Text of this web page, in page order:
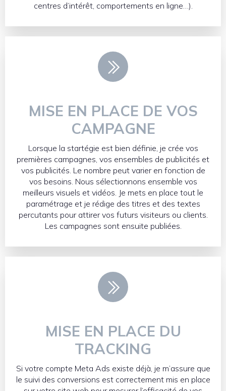
centres d’intérêt, comportements en ligne…).
MISE EN PLACE DE VOS
CAMPAGNE
Lorsque la startégie est bien définie, je crée vos
premières campagnes, vos ensembles de publicités et
vos publicités. Le nombre peut varier en fonction de
vos besoins. Nous sélectionnons ensemble vos
meilleurs visuels et vidéos. Je mets en place tout le
paramétrage et je rédige des titres et des textes
percutants pour attirer vos futurs visiteurs ou clients.
Les campagnes sont ensuite publiées.
MISE EN PLACE DU
TRACKING
Si votre compte Meta Ads existe déjà, je m’assure que
le suivi des conversions est correctement mis en place